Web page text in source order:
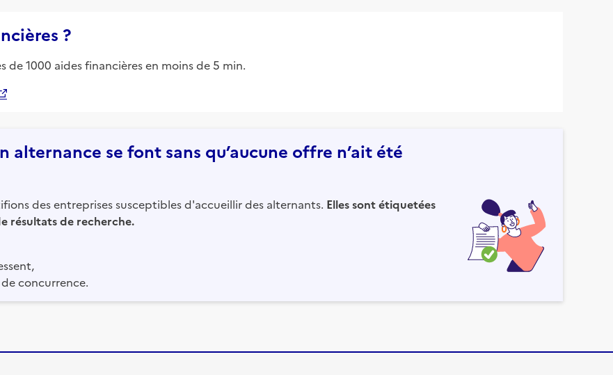
?
de 1000 aides financières en moins de 5 min.
alternance se font sans qu’aucune offre n’ait été
des entreprises susceptibles d'accueillir des alternants. Elles sont étiquetées
résultats de recherche.
concurrence.